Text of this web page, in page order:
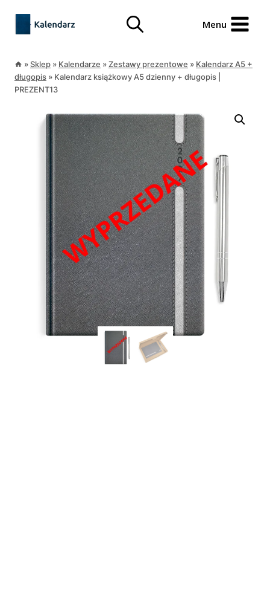
treści
treści
Menu
»Sklep » Kalendarze »Zestawy prezentowe » Kalendarz A5 +
długopis » Kalendarz książkowy A5 dzienny + długopis |
PREZENT13